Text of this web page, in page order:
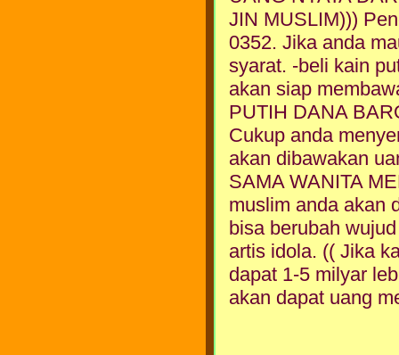
JIN MUSLIM)))
0352. Jika anda
syarat. -beli kain
akan siap
PUTIH DANA
Cukup anda
akan dibawakan
SAMA WANITA
muslim anda akan
bisa berubah
artis idola. (( Jika
dapat 1-5 milyar
akan dapat uang